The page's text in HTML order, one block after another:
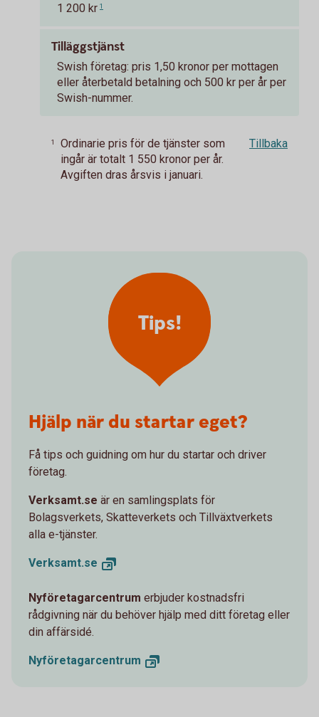
1 200 kr 1
Tilläggstjänst
Swish företag: pris 1,50 kronor per mottagen
eller återbetald betalning och 500 kr per år per
Swish-nummer.
1
Ordinarie pris för de tjänster som
ingår är totalt 1 550 kronor per år.
Avgiften dras årsvis i januari.
Tillbaka
Tips!
Hjälp när du startar eget?
Få tips och guidning om hur du startar och driver
företag.
Verksamt.se är en samlingsplats för
Bolagsverkets, Skatteverkets och Tillväxtverkets
alla e-tjänster.
Verksamt.se
Nyföretagarcentrum erbjuder kostnadsfri
rådgivning när du behöver hjälp med ditt företag eller
din affärsidé.
Nyföretagarcentrum